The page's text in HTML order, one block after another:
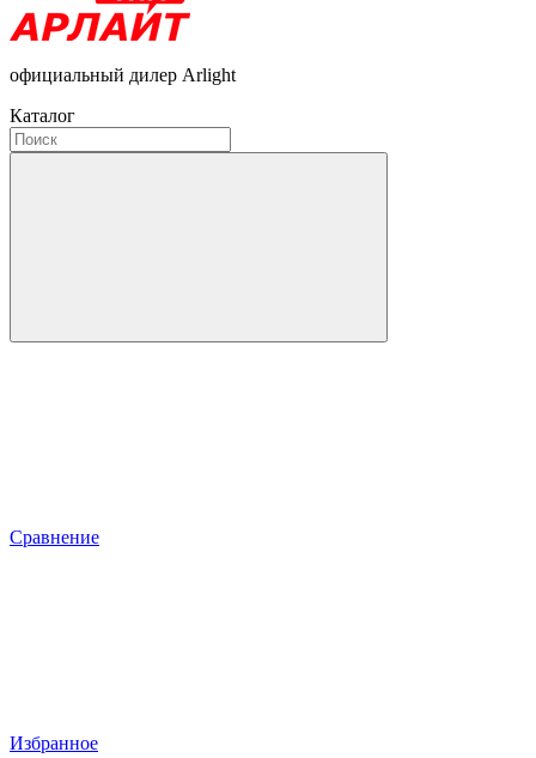
официальный дилер Arlight
Каталог
Сравнение
Избранное